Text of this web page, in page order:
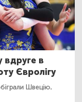
вдруге в
Євролігу
Швецію.